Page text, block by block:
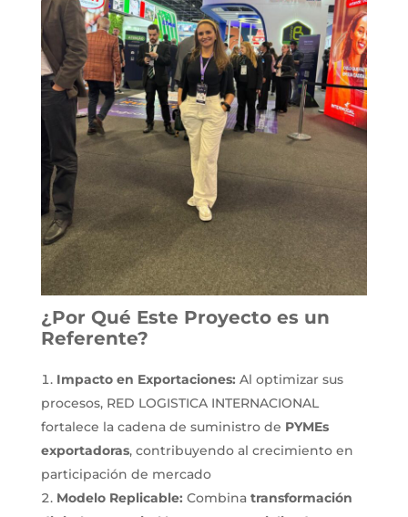
¿Por Qué Este Proyecto es un
Referente?
Impacto en Exportaciones: Al optimizar sus
procesos, RED LOGISTICA INTERNACIONAL
fortalece la cadena de suministro de PYMEs
exportadoras, contribuyendo al crecimiento en
participación de mercado
Modelo Replicable: Combina transformación